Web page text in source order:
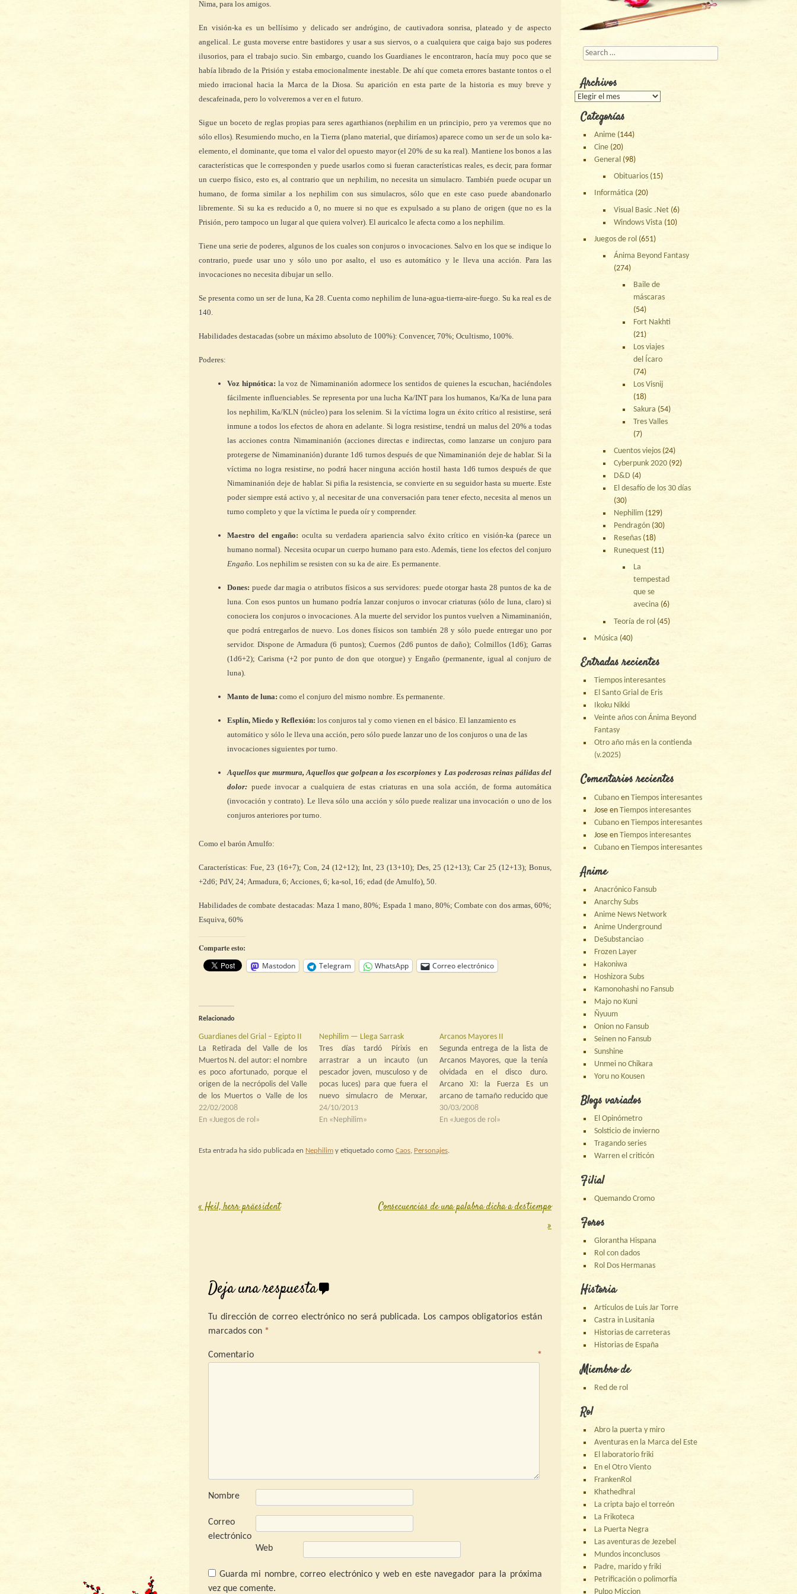
Nima, para los amigos.
En visión-ka es un bellísimo y delicado ser andrógino, de cautivadora sonrisa, plateado y de aspecto
angelical. Le gusta moverse entre bastidores y usar a sus siervos, o a cualquiera que caiga bajo sus poderes
ilusorios, para el trabajo sucio. Sin embargo, cuando los Guardianes le encontraron, hacía muy poco que se
había librado de la Prisión y estaba emocionalmente inestable. De ahí que cometa errores bastante tontos o el
miedo irracional hacia la Marca de la Diosa. Su aparición en esta parte de la historia es muy breve y
descafeinada, pero lo volveremos a ver en el futuro.
Sigue un boceto de reglas propias para seres agarthianos (nephilim en un principio, pero ya veremos que no
sólo ellos). Resumiendo mucho, en la Tierra (plano material, que diríamos) aparece como un ser de un solo ka-
elemento, el dominante, que toma el valor del opuesto mayor (el 20% de su ka real). Mantiene los bonos a las
características que le corresponden y puede usarlos como si fueran características reales, es decir, para formar
un cuerpo físico, esto es, al contrario que un nephilim, no necesita un simulacro. También puede ocupar un
humano, de forma similar a los nephilim con sus simulacros, sólo que en este caso puede abandonarlo
libremente. Si su ka es reducido a 0, no muere si no que es expulsado a su plano de origen (que no es la
Prisión, pero tampoco un lugar al que quiera volver). El auricalco le afecta como a los nephilim.
Tiene una serie de poderes, algunos de los cuales son conjuros o invocaciones. Salvo en los que se indique lo
contrario, puede usar uno y sólo uno por asalto, el uso es automático y le lleva una acción. Para las
invocaciones no necesita dibujar un sello.
Se presenta como un ser de luna, Ka 28. Cuenta como nephilim de luna-agua-tierra-aire-fuego. Su ka real es de
140.
Habilidades destacadas (sobre un máximo absoluto de 100%): Convencer, 70%; Ocultismo, 100%.
Poderes:
Voz hipnótica: la voz de Nimaminanión adormece los sentidos de quienes la escuchan, haciéndoles
fácilmente influenciables. Se representa por una lucha Ka/INT para los humanos, Ka/Ka de luna para
los nephilim, Ka/KLN (núcleo) para los selenim. Si la víctima logra un éxito crítico al resistirse, será
inmune a todos los efectos de ahora en adelante. Si logra resistirse, tendrá un malus del 20% a todas
las acciones contra Nimaminanión (acciones directas e indirectas, como lanzarse un conjuro para
protegerse de Nimaminanión) durante 1d6 turnos después de que Nimaminanión deje de hablar. Si la
víctima no logra resistirse, no podrá hacer ninguna acción hostil hasta 1d6 turnos después de que
Nimaminanión deje de hablar. Si pifia la resistencia, se convierte en su seguidor hasta su muerte. Este
poder siempre está activo y, al necesitar de una conversación para tener efecto, necesita al menos un
turno completo y que la víctima le pueda oír y comprender.
Maestro del engaño: oculta su verdadera apariencia salvo éxito crítico en visión-ka (parece un
humano normal). Necesita ocupar un cuerpo humano para esto. Además, tiene los efectos del conjuro
Engaño. Los nephilim se resisten con su ka de aire. Es permanente.
Dones: puede dar magia o atributos físicos a sus servidores: puede otorgar hasta 28 puntos de ka de
luna. Con esos puntos un humano podría lanzar conjuros o invocar criaturas (sólo de luna, claro) si
conociera los conjuros o invocaciones. A la muerte del servidor los puntos vuelven a Nimaminanión,
que podrá entregarlos de nuevo. Los dones físicos son también 28 y sólo puede entregar uno por
servidor. Dispone de Armadura (6 puntos); Cuernos (2d6 puntos de daño); Colmillos (1d6); Garras
(1d6+2); Carisma (+2 por punto de don que otorgue) y Engaño (permanente, igual al conjuro de
luna).
Manto de luna: como el conjuro del mismo nombre. Es permanente.
Esplín, Miedo y Reflexión: los conjuros tal y como vienen en el básico. El lanzamiento es
automático y sólo le lleva una acción, pero sólo puede lanzar uno de los conjuros o una de las
invocaciones siguientes por turno.
Aquellos que murmura, Aquellos que golpean a los escorpionesy Las poderosas reinas pálidas del
dolor: puede invocar a cualquiera de estas criaturas en una sola acción, de forma automática
(invocación y contrato). Le lleva sólo una acción y sólo puede realizar una invocación o uno de los
conjuros anteriores por turno.
Como el barón Arnulfo:
Características: Fue, 23 (16+7); Con, 24 (12+12); Int, 23 (13+10); Des, 25 (12+13); Car 25 (12+13); Bonus,
+2d6; PdV, 24; Armadura, 6; Acciones, 6; ka-sol, 16; edad (de Arnulfo), 50.
Habilidades de combate destacadas: Maza 1 mano, 80%; Espada 1 mano, 80%; Combate con dos armas, 60%;
Esquiva, 60%
Comparte esto:
Mastodon
Telegram WhatsApp Correo electrónico
Relacionado
Guardianes del Grial – Egipto II
La Retirada del Valle de los
Muertos N. del autor: el nombre
es poco afortunado, porque el
origen de la necrópolis del Valle
de los Muertos o Valle de los
Reyes es casi contemporáneo a
lo que se narra, pero cuando
22/02/2008
En «Juegos de rol»
Nephilim — Llega Sarrask
Tres días tardó Pírixis en
arrastrar a un incauto (un
pescador joven, musculoso y de
pocas luces) para que fuera el
nuevo simulacro de Menxar,
tres días que a la ondina le
parecieron años. Pero,
la exploración de las grutas
24/10/2013
En «Nephilim»
Arcanos Mayores II
Segunda entrega de la lista de
Arcanos Mayores, que la tenía
olvidada en el disco duro.
Arcano XI: la Fuerza Es un
arcano de tamaño reducido que
se ha especializado en la lucha
contra toda forma de
enemigos del arcano 15, el…
30/03/2008
En «Juegos de rol»
Esta entrada ha sido publicada en Nephilim y etiquetado como Caos, Personajes.
Post navigation
«Heil, herr präesident
Consecuencias de una palabra dicha a destiempo
»
Deja una respuesta
Tu dirección de correo electrónico no será publicada. Los campos obligatorios están
marcados con *
Comentario *
Nombre
Correo
electrónico
Web
Guarda mi nombre, correo electrónico y web en este navegador para la próxima
vez que comente.
Buscar
Archivos
Archivos
Categorías
Anime (144)
Cine (20)
General (98)
Obituarios (15)
Informática (20)
Visual Basic .Net (6)
Windows Vista (10)
Juegos de rol (651)
Ánima Beyond Fantasy
(274)
Baile de
máscaras
(54)
Fort Nakhti
(21)
Los viajes
del Ícaro
(74)
Los Visnij
(18)
Sakura (54)
Tres Valles
(7)
Cuentos viejos (24)
Cyberpunk 2020 (92)
D&D (4)
El desafío de los 30 días
(30)
Nephilim (129)
Pendragón (30)
Reseñas (18)
Runequest (11)
La
tempestad
que se
avecina (6)
Teoría de rol (45)
Música (40)
Entradas recientes
Tiempos interesantes
El Santo Grial de Eris
Ikoku Nikki
Veinte años con Ánima Beyond
Fantasy
Otro año más en la contienda
(v.2025)
Comentarios recientes
Cubano enTiempos interesantes
Jose enTiempos interesantes
Cubano enTiempos interesantes
Jose enTiempos interesantes
Cubano enTiempos interesantes
Anime
Anacrónico Fansub
Anarchy Subs
Anime News Network
Anime Underground
DeSubstanciao
Frozen Layer
Hakoniwa
Hoshizora Subs
Kamonohashi no Fansub
Majo no Kuni
Ñyuum
Onion no Fansub
Seinen no Fansub
Sunshine
Unmei no Chikara
Yoru no Kousen
Blogs variados
El Opinómetro
Solsticio de invierno
Tragando series
Warren el criticón
Filial
Quemando Cromo
Foros
Glorantha Hispana
Rol con dados
Rol Dos Hermanas
Historia
Artículos de Luis Jar Torre
Castra in Lusitania
Historias de carreteras
Historias de España
Miembro de
Red de rol
Rol
Abro la puerta y miro
Aventuras en la Marca del Este
El laboratorio friki
En el Otro Viento
FrankenRol
Khathedhral
La cripta bajo el torreón
La Frikoteca
La Puerta Negra
Las aventuras de Jezebel
Mundos inconclusos
Padre, marido y friki
Petrificación o polimorfía
Pulpo Miccion